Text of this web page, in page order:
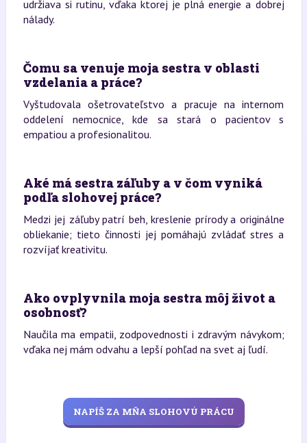
udržiava si rutinu, vďaka ktorej je plná energie a dobrej
nálady.
Čomu sa venuje moja sestra v oblasti
vzdelania a práce?
Vyštudovala ošetrovateľstvo a pracuje na internom
oddelení nemocnice, kde sa stará o pacientov s
empatiou a profesionalitou.
Aké má sestra záľuby a v čom vyniká
podľa slohovej práce?
Medzi jej záľuby patrí beh, kreslenie prírody a originálne
obliekanie; tieto činnosti jej pomáhajú zvládať stres a
rozvíjať kreativitu.
Ako ovplyvnila moja sestra môj život a
osobnosť?
Naučila ma empatii, zodpovednosti i zdravým návykom;
vďaka nej mám odvahu a lepší pohľad na svet aj ľudí.
NAPÍŠ ZA MŇA SLOHOVÚ PRÁCU